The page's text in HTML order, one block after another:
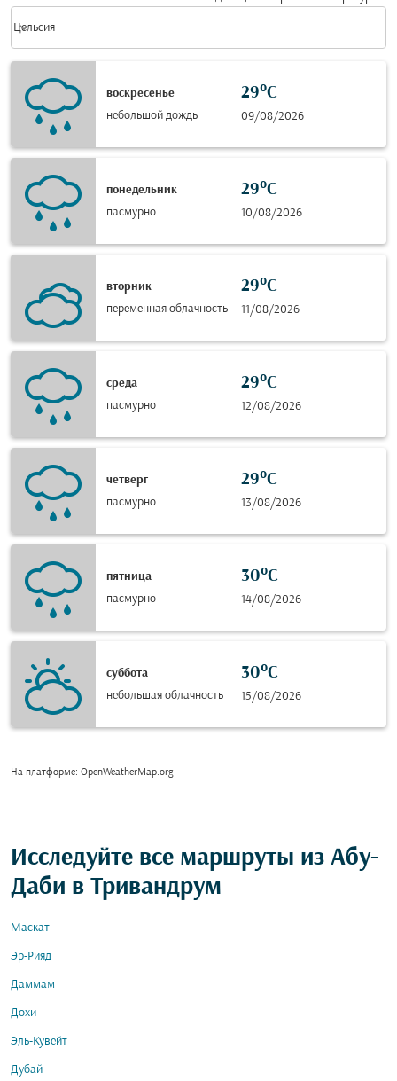
Цельсия
keyboard_arrow_down
воскресенье
небольшой дождь
29°C
09/08/2026
понедельник
пасмурно
29°C
10/08/2026
вторник
переменная облачность
29°C
11/08/2026
среда
пасмурно
29°C
12/08/2026
четверг
пасмурно
29°C
13/08/2026
пятница
пасмурно
30°C
14/08/2026
суббота
небольшая облачность
30°C
15/08/2026
На платформе: OpenWeatherMap.org
Исследуйте все маршруты из Абу-
Даби в Тривандрум
Маскат
Эр-Рияд
Даммам
Дохи
Эль-Кувейт
Дубай